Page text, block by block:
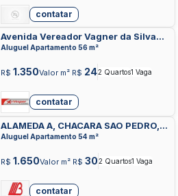
contatar
Avenida Vereador Vagner da Silva
Ferreira, JARDIM MONTE LIBANO,
Aluguel Apartamento 56 m²
R$ 1.350Valor m² R$ 242 Quartos1 Vaga
contatar
ALAMEDA A, CHACARA SAO PEDRO,
APARECIDA DE GOIANIA
Aluguel Apartamento 54 m²
R$ 1.650Valor m² R$ 302 Quartos1 Vaga
contatar